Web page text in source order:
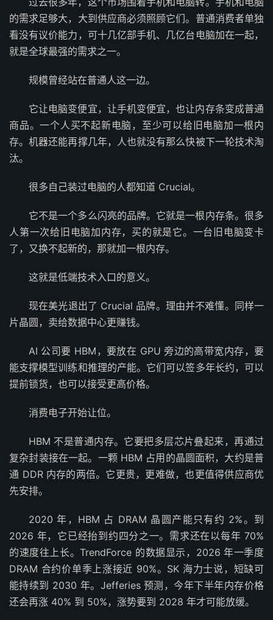
的需求足够大，大到供应商必须照顾它们。普通消费者单独
看没有议价能力，可十几亿部手机、几亿台电脑加在一起，
就是全球最强的需求之一。
规模曾经站在普通人这一边。
它让电脑变便宜，让手机变便宜，也让内存条变成普通
商品。一个人买不起新电脑，至少可以给旧电脑加一根内
存。机器还能再撑几年，人也就没有那么快被下一轮技术淘
汰。
很多自己装过电脑的人都知道 Crucial。
它不是一个多么闪亮的品牌。它就是一根内存条。很多
人第一次给旧电脑加内存，买的就是它。一台旧电脑变卡
了，又换不起新的，那就加一根内存。
这就是低端技术入口的意义。
现在美光退出了 Crucial 品牌。理由并不难懂。同样一
片晶圆，卖给数据中心更赚钱。
AI 公司要 HBM，要放在 GPU 旁边的高带宽内存，要
能支撑模型训练和推理的产能。它们可以签多年长约，可以
提前锁货，也可以接受更高价格。
消费电子开始让位。
HBM 不是普通内存。它要把多层芯片叠起来，再通过
复杂封装接在一起。一颗 HBM 占用的晶圆面积，大约是普
通 DDR 内存的两倍。它更贵，更难做，也更值得供应商优
先安排。
2020 年，HBM 占 DRAM 晶圆产能只有约 2%。到
2026 年，它已经抬到约四分之一。需求还在以每年 70%
的速度往上长。TrendForce 的数据显示，2026 年一季度
DRAM 合约价单季上涨接近 90%。SK 海力士说，短缺可
能持续到 2030 年。Jefferies 预测，今年下半年内存价格
还会再涨 40% 到 50%，涨势要到 2028 年才可能放缓。